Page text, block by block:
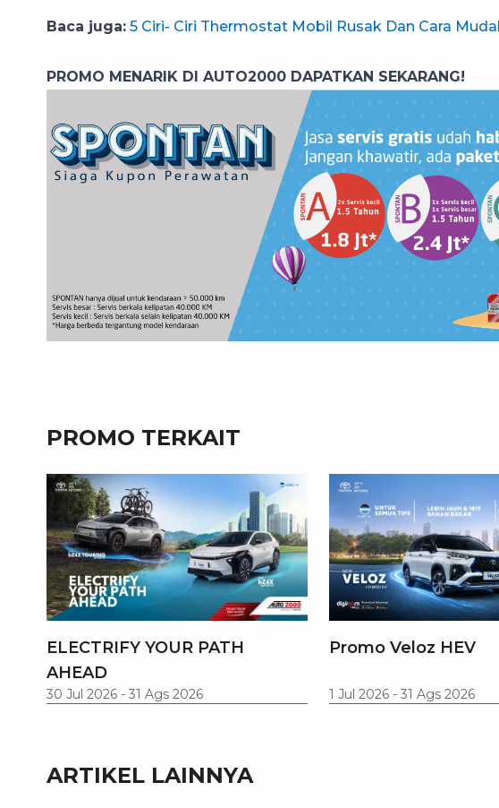
Baca juga: 5 Ciri- Ciri Thermostat Mobil Rusak Dan Cara
PROMO MENARIK DI AUTO2000 DAPATKAN SEKARANG!
PROMO TERKAIT
ELECTRIFY YOUR PATH
AHEAD
30 Jul 2026 - 31 Ags 2026
Promo Veloz HEV
1 Jul 2026 - 31 Ags 2026
ARTIKEL LAINNYA